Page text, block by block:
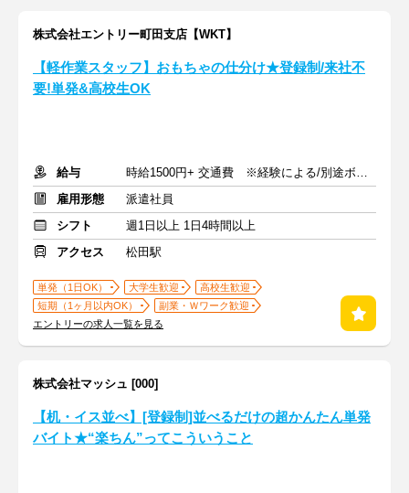
株式会社エントリー町田支店【WKT】
【軽作業スタッフ】おもちゃの仕分け★登録制/来社不
要!単発&高校生OK
給与
時給1500円+ 交通費 ※経験による/別途ボーナス支給あり
雇用形態
派遣社員
シフト
週1日以上 1日4時間以上
アクセス
松田駅
単発（1日OK） 大学生歓迎
高校生歓迎
短期（1ヶ月以内OK）
副業・Ｗワーク歓迎
エントリーの求人一覧を見る
株式会社マッシュ [000]
【机・イス並べ】[登録制]並べるだけの超かんたん単発
バイト★“楽ちん”ってこういうこと